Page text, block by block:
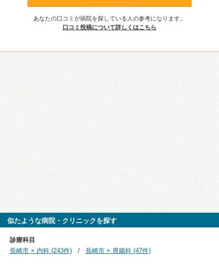
あなたの口コミが病院を探している人の参考になります。
口コミ投稿について詳しくはこちら
似たような病院・クリニックを探す
診療科目
長崎市 × 内科 (243件)
長崎市 × 胃腸科 (47件)